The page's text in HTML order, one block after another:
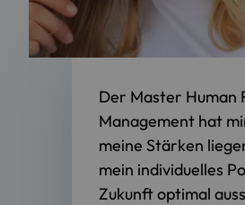
Der Master Human
Management hat
meine Stärken
mein individuelles
Zukunft optimal